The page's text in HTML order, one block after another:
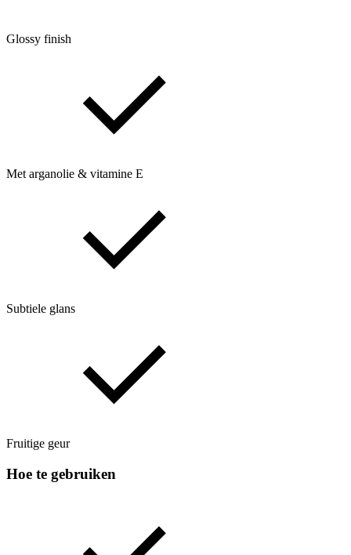
Glossy finish
Met arganolie & vitamine E
Subtiele glans
Fruitige geur
Hoe te gebruiken